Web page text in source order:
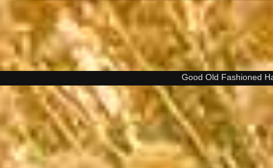
Good Old Fashioned